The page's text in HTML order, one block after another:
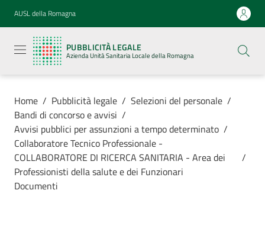
Vai al contenuto
Vai alla navigazione
Vai al footer
AUSL della Romagna
PUBBLICITÀ LEGALE
Azienda Unità Sanitaria Locale della Romagna
legale
Azienda
Unità
Locale della
Azienda
Home / Pubblicità legale / Selezioni del personale /
Bandi di concorso e avvisi /
Avvisi pubblici per assunzioni a tempo determinato /
Collaboratore Tecnico Professionale -
COLLABORATORE DI RICERCA SANITARIA - Area dei
Professionisti della salute e dei Funzionari
/
Documenti